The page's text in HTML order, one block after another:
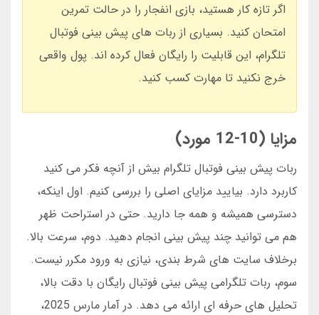
اگر تازه کار هستید، بازی انفجار را در حالت تمرین
امتحان کنید. بسیاری از ربات های پیش بینی فوتبال
تلگرام، این قابلیت را رایگان فعال کرده اند. پول واقعی
خرج نکنید تا مهارت کسب کنید.
مزایا (10-12 مورد)
ربات پیش بینی فوتبال تلگرام بیش از آنچه فکر می کنید
کاربرد دارد. بیایید مزایای اصلی را بررسی کنیم. اول اینکه،
دسترسی همیشه و همه جا دارید. حتی در استراحت ظهر
هم می توانید چند پیش بینی انجام دهید. دوم، سرعت بالا.
برخلاف سایت های شرط بندی، نیازی به ورود مکرر نیست.
سوم، ربات تلگرامی پیش بینی فوتبال رایگان با دقت بالا،
تحلیل های حرفه ای ارائه می دهد. در آمار مارس 2025،